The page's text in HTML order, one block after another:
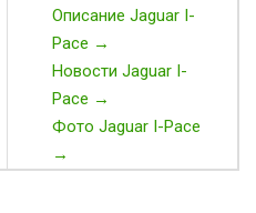
Описание Jaguar I-
Pace →
Новости Jaguar I-
Pace →
Фото Jaguar I-Pace
→